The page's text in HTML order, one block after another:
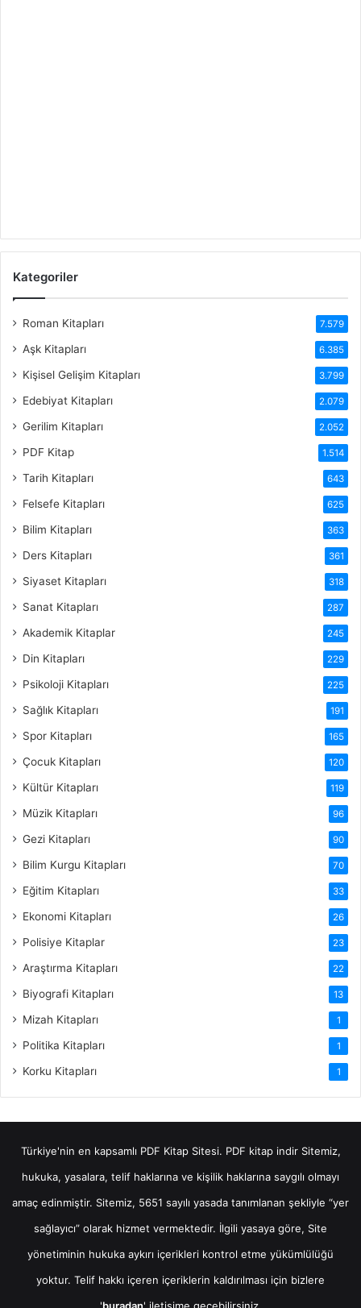
Kategoriler
Roman Kitapları 7.579
Aşk Kitapları 6.385
Kişisel Gelişim Kitapları 3.799
Edebiyat Kitapları 2.079
Gerilim Kitapları 2.052
PDF Kitap 1.514
Tarih Kitapları 643
Felsefe Kitapları 625
Bilim Kitapları 363
Ders Kitapları 361
Siyaset Kitapları 318
Sanat Kitapları 287
Akademik Kitaplar 245
Din Kitapları 229
Psikoloji Kitapları 225
Sağlık Kitapları 191
Spor Kitapları 165
Çocuk Kitapları 120
Kültür Kitapları 119
Müzik Kitapları 96
Gezi Kitapları 90
Bilim Kurgu Kitapları 70
Eğitim Kitapları 33
Ekonomi Kitapları 26
Polisiye Kitaplar 23
Araştırma Kitapları 22
Biyografi Kitapları 13
Mizah Kitapları 1
Politika Kitapları 1
Korku Kitapları 1
Türkiye'nin en kapsamlı PDF Kitap Sitesi. PDF kitap indirSitemiz,
hukuka, yasalara, telif haklarına ve kişilik haklarına saygılı olmayı
amaç edinmiştir. Sitemiz, 5651 sayılı yasada tanımlanan şekliyle “yer
sağlayıcı” olarak hizmet vermektedir. İlgili yasaya göre, Site
yönetiminin hukuka aykırı içerikleri kontrol etme yükümlülüğü
yoktur. Telif hakkı içeren içeriklerin kaldırılması için bizlere